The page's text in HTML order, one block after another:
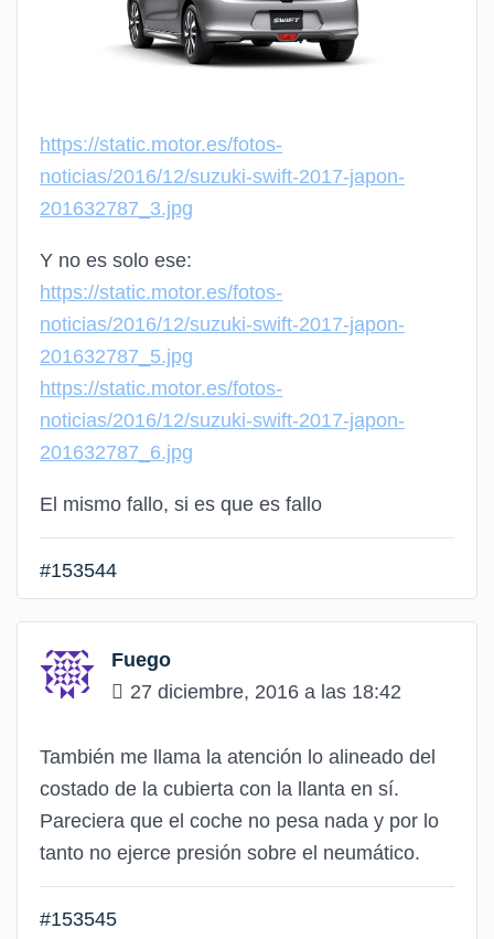
https://static.motor.es/fotos-
noticias/2016/12/suzuki-swift-2017-japon-
201632787_3.jpg
Y no es solo ese:
https://static.motor.es/fotos-
noticias/2016/12/suzuki-swift-2017-japon-
201632787_5.jpg
https://static.motor.es/fotos-
noticias/2016/12/suzuki-swift-2017-japon-
201632787_6.jpg
El mismo fallo, si es que es fallo
#153544
Fuego
27 diciembre, 2016 a las 18:42
También me llama la atención lo alineado del
costado de la cubierta con la llanta en sí.
Pareciera que el coche no pesa nada y por lo
tanto no ejerce presión sobre el neumático.
#153545